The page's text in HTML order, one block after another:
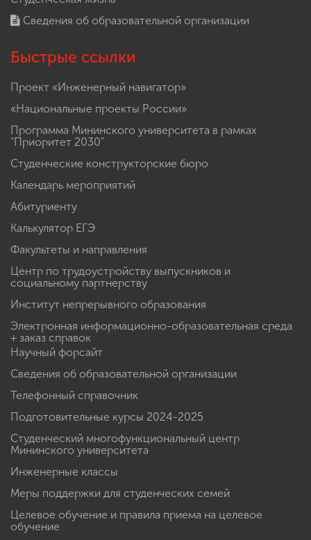
Сведения об образовательной организации
Быстрые ссылки
Проект «Инженерный навигатор»
«Национальные проекты России»
Программа Мининского университета в рамках
"Приоритет 2030"
Студенческие конструкторские бюро
Календарь мероприятий
Абитуриенту
Калькулятор ЕГЭ
Факультеты и направления
Центр по трудоустройству выпускников и
социальному партнерству
Институт непрерывного образования
Электронная информационно-образовательная среда
+ заказ справок
Научный форсайт
Сведения об образовательной организации
Телефонный справочник
Подготовительные курсы 2024-2025
Студенческий многофункциональный центр
Мининского университета
Инженерные классы
Меры поддержки для студенческих семей
Целевое обучение и правила приема на целевое
обучение